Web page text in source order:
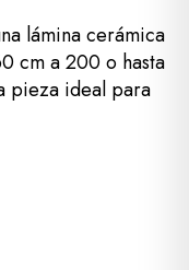
lámina cerámica
cm a 200 o hasta
pieza ideal para